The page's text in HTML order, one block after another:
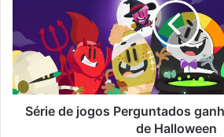
Série de jogos Perguntados
de Halloween